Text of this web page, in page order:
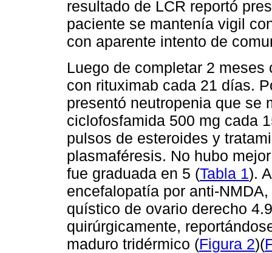
resultado de LCR reportó
paciente se mantenía vigil
con aparente intento de
Luego de completar 2
con rituximab cada 21 días.
presentó neutropenia que se
ciclofosfamida 500 mg cada
pulsos de esteroides y
plasmaféresis. No hubo
fue graduada en 5 (Tabla 1).
encefalopatía por anti-
quístico de ovario derecho
quirúrgicamente,
maduro tridérmico (Figura 2)(